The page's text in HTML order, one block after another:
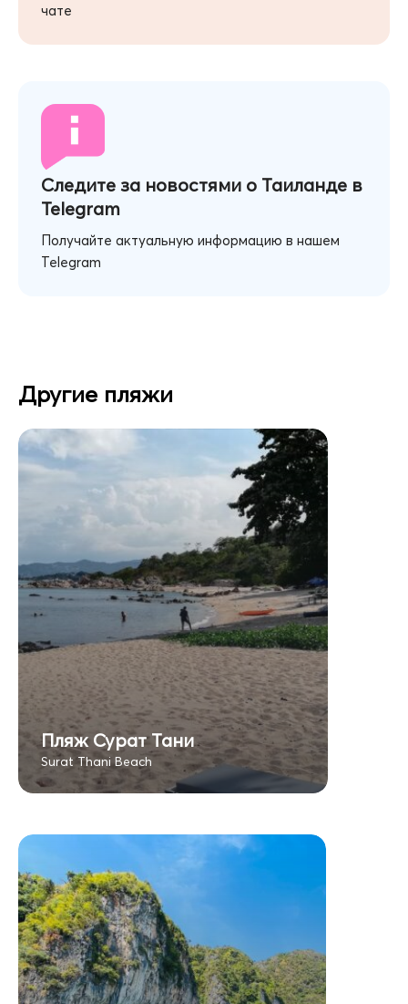
чате
Следите за новостями о Таиланде в
Telegram
Получайте актуальную информацию в нашем
Telegram
Другие пляжи
Пляж Сурат Тани
Surat Thani Beach